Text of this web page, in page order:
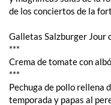
de los conciertos de la
Galletas Salzburger Jour
***
Crema de tomate con
***
Pechuga de pollo rellena
temporada y papas al